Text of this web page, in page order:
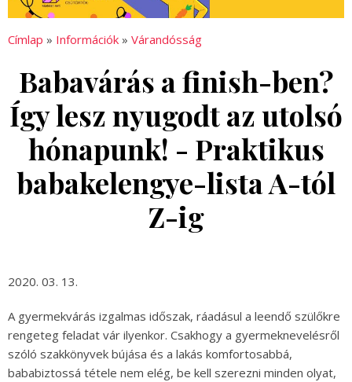
Címlap » Információk » Várandósság
Babavárás a finish-ben?
Így lesz nyugodt az utolsó
hónapunk! - Praktikus
babakelengye-lista A-tól
Z-ig
2020. 03. 13.
A gyermekvárás izgalmas időszak, ráadásul a leendő szülőkre
rengeteg feladat vár ilyenkor. Csakhogy a gyermeknevelésről
szóló szakkönyvek bújása és a lakás komfortosabbá,
bababiztossá tétele nem elég, be kell szerezni minden olyat,